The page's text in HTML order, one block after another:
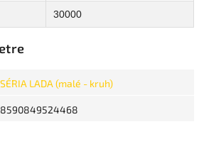
30000
SÉRIA LADA (malé - kruh)
8590849524468